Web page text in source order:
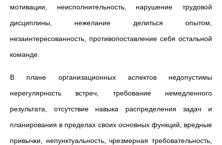
мотивации, неисполнительность, нарушение трудовой
дисциплины, нежелание делиться опытом,
незаинтересованность, противопоставление себя остальной
команде.
В плане организационных аспектов недопустимы
нерегулярность встреч, требование немедленного
результата, отсутствие навыка распределения задач и
планирования в пределах своих основных функций, вредные
привычки, непунктуальность, чрезмерная требовательность,